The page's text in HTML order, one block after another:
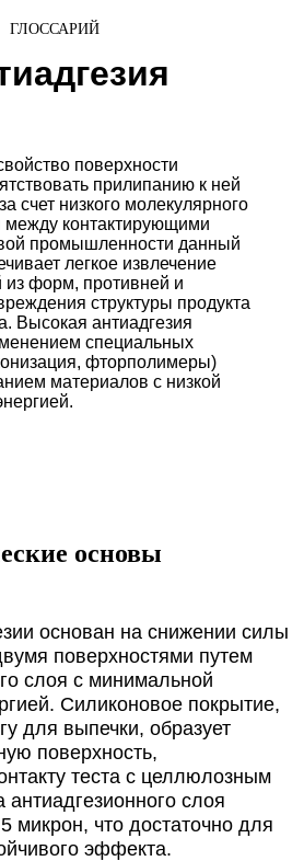
ГЛОССАРИЙ
поверхности
прилипанию к ней
счет низкого молекулярного
между контактирующими
промышленности данный
легкое извлечение
из форм, противней и
структуры продукта
Высокая антиадгезия
специальных
фторполимеры)
материалов с низкой
основы
основан на снижении силы
поверхностями путем
слоя с минимальной
Силиконовое покрытие,
для выпечки, образует
поверхность,
теста с целлюлозным
антиадгезионного слоя
5 микрон, что достаточно для
эффекта.